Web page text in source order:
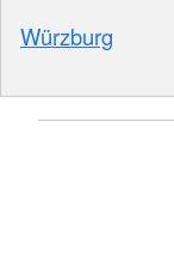
Würzburg